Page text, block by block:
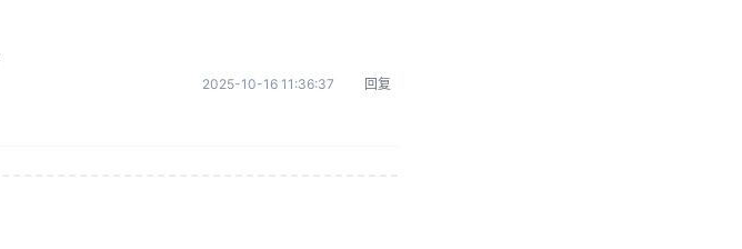
2025-10-16 11:36:37 回复